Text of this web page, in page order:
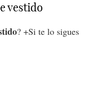
vestido
? +Si te lo sigues